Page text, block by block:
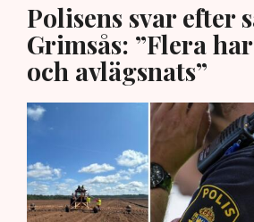
Polisens svar efter
Grimsås: ”Flera
och avlägsnats”